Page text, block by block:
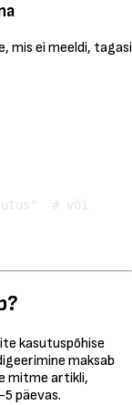
mis ei meeldi, tagasi
# või
kasutuspõhise
maksab
mitme artikli,
päevas.